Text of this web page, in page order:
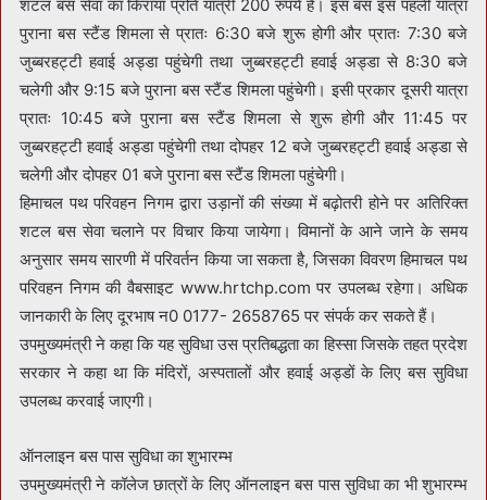
शटल बस सेवा का किराया प्रति यात्री 200 रुपये है। इस बस इस पहली यात्रा
पुराना बस स्टैंड शिमला से प्रातः 6:30 बजे शुरू होगी और प्रातः 7:30 बजे
जुब्बरहट्टी हवाई अड्डा पहुंचेगी तथा जुब्बरहट्टी हवाई अड्डा से 8:30 बजे
चलेगी और 9:15 बजे पुराना बस स्टैंड शिमला पहुंचेगी। इसी प्रकार दूसरी यात्रा
प्रातः 10:45 बजे पुराना बस स्टैंड शिमला से शुरू होगी और 11:45 पर
जुब्बरहट्टी हवाई अड्डा पहुंचेगी तथा दोपहर 12 बजे जुब्बरहट्टी हवाई अड्डा से
चलेगी और दोपहर 01 बजे पुराना बस स्टैंड शिमला पहुंचेगी।
हिमाचल पथ परिवहन निगम द्वारा उड़ानों की संख्या में बढ़ोतरी होने पर अतिरिक्त
शटल बस सेवा चलाने पर विचार किया जायेगा। विमानों के आने जाने के समय
अनुसार समय सारणी में परिवर्तन किया जा सकता है, जिसका विवरण हिमाचल पथ
परिवहन निगम की वैबसाइट www.hrtchp.com पर उपलब्ध रहेगा। अधिक
जानकारी के लिए दूरभाष न0 0177- 2658765 पर संपर्क कर सकते हैं।
उपमुख्यमंत्री ने कहा कि यह सुविधा उस प्रतिबद्धता का हिस्सा जिसके तहत प्रदेश
सरकार ने कहा था कि मंदिरों, अस्पतालों और हवाई अड्डों के लिए बस सुविधा
उपलब्ध करवाई जाएगी।
ऑनलाइन बस पास सुविधा का शुभारम्भ
उपमुख्यमंत्री ने कॉलेज छात्रों के लिए ऑनलाइन बस पास सुविधा का भी शुभारम्भ